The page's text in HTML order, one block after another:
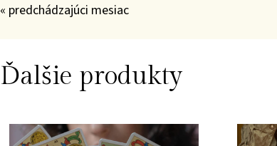
« predchádzajúci mesiac
Ďalšie produkty